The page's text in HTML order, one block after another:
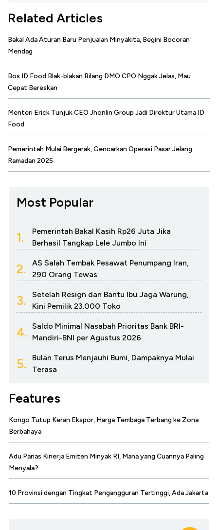
Related Articles
Bakal Ada Aturan Baru Penjualan Minyakita, Begini Bocoran
Mendag
Bos ID Food Blak-blakan Bilang DMO CPO Nggak Jelas, Mau
Cepat Bereskan
Menteri Erick Tunjuk CEO Jhonlin Group Jadi Direktur Utama ID
Food
Pemerintah Mulai Bergerak, Gencarkan Operasi Pasar Jelang
Ramadan 2025
Most Popular
1.
Pemerintah Bakal Kasih Rp26 Juta Jika
Berhasil Tangkap Lele Jumbo Ini
2.
AS Salah Tembak Pesawat Penumpang Iran,
290 Orang Tewas
3.
Setelah Resign dan Bantu Ibu Jaga Warung,
Kini Pemilik 23.000 Toko
4.
Saldo Minimal Nasabah Prioritas Bank BRI-
Mandiri-BNI per Agustus 2026
5.
Bulan Terus Menjauhi Bumi, Dampaknya Mulai
Terasa
Features
Kongo Tutup Keran Ekspor, Harga Tembaga Terbang ke Zona
Berbahaya
Adu Panas Kinerja Emiten Minyak RI, Mana yang Cuannya Paling
Menyala?
10 Provinsi dengan Tingkat Pengangguran Tertinggi, Ada Jakarta